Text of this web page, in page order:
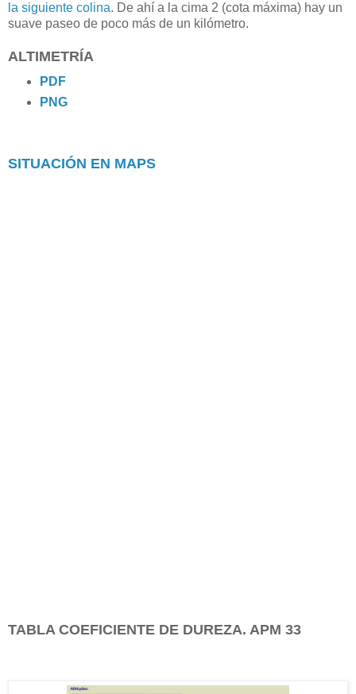
la siguiente colina. De ahí a la cima 2 (cota máxima) hay un
suave paseo de poco más de un kilómetro.
ALTIMETRÍA
PDF
PNG
SITUACIÓN EN MAPS
TABLA COEFICIENTE DE DUREZA. APM 33